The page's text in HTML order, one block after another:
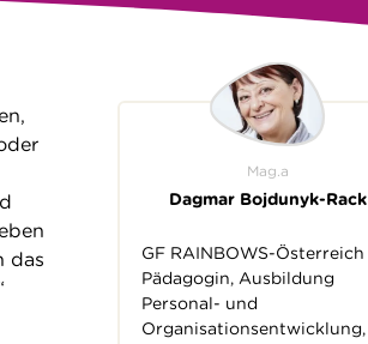
das
Mag.a
Dagmar Bojdunyk-Rack
GF RAINBOWS-Österreich
Pädagogin, Ausbildung
Personal- und
Organisationsentwicklung,